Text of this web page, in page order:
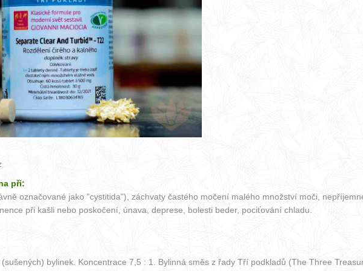
při:
označované jako "cystitida"), záchvaty častého močení malého množství moči,
při kašli nebo poskočení, únava, deprese, bolesti beder, pociťování chladu.
bylinek. Koncentrace 7,5 : 1. Bylinná směs z řady Tří podkladů (The Three